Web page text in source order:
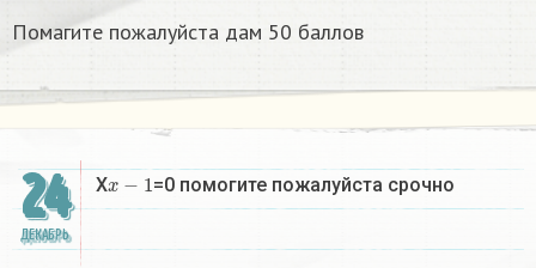
Помагите пожалуйста дам 50 баллов
24
ДЕКАБРЬ
Xx−1 =0 помогите пожалуйста срочно